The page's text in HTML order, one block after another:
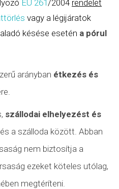
EU 261/2004 rendelet
vagy a légijáratok
késése esetén a pórul
arányban étkezés és
szállodai elhelyezést és
a szálloda között. Abban
nem biztosítja a
ezeket köteles utólag,
megtéríteni.